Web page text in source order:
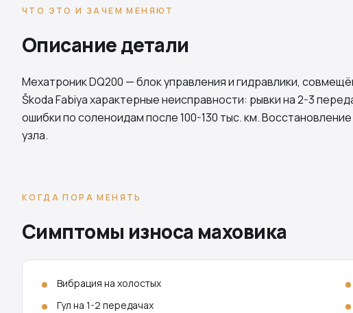
ЧТО ЭТО И ЗАЧЕМ МЕНЯЮТ
Описание детали
МехатроникDQ200 — блок управления и гидравлики,
Škoda Fabiya характерные неисправности: рывки на 2-3
ошибки по соленоидам после 100-130 тыс. км.
узла.
КОГДА ПОРА МЕНЯТЬ
Симптомы износа маховика
Вибрация на холостых
Гул на 1-2 передачах